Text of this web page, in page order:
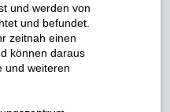
und werden von
und befundet.
zeitnah einen
können daraus
und weiteren